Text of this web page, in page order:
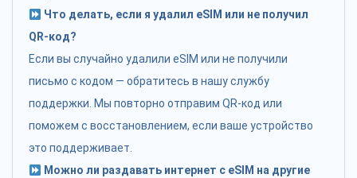
Что делать, если я удалил eSIM или не получил
QR-код?
Если вы случайно удалили eSIM или не получили
письмо с кодом — обратитесь в нашу службу
поддержки. Мы повторно отправим QR-код или
поможем с восстановлением, если ваше устройство
это поддерживает.
Можно ли раздавать интернет с eSIM на другие